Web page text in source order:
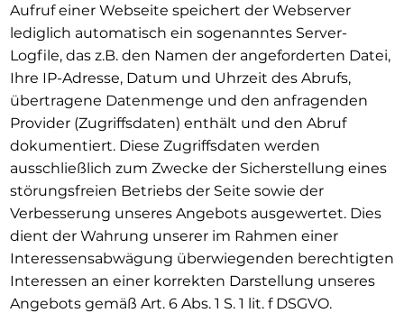
Aufruf einer Webseite speichert der Webserver
lediglich automatisch ein sogenanntes Server-
Logfile, das z.B. den Namen der angeforderten Datei,
Ihre IP-Adresse, Datum und Uhrzeit des Abrufs,
übertragene Datenmenge und den anfragenden
Provider (Zugriffsdaten) enthält und den Abruf
dokumentiert. Diese Zugriffsdaten werden
ausschließlich zum Zwecke der Sicherstellung eines
störungsfreien Betriebs der Seite sowie der
Verbesserung unseres Angebots ausgewertet. Dies
dient der Wahrung unserer im Rahmen einer
Interessensabwägung überwiegenden berechtigten
Interessen an einer korrekten Darstellung unseres
Angebots gemäß Art. 6 Abs. 1 S. 1 lit. f DSGVO.